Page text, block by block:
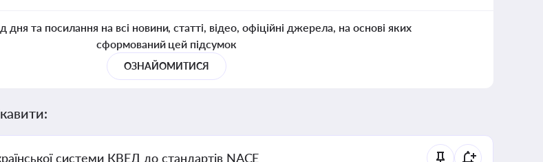
дня та посилання на всі новини, статті, відео, офіційні джерела, на основі яких
сформований цей підсумок
ОЗНАЙОМИТИСЯ
системи КВЕД до стандартів NACE